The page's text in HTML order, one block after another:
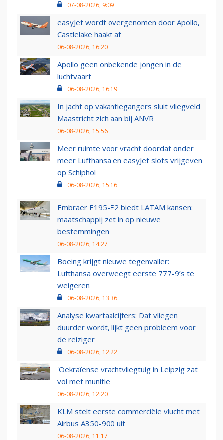
07-08-2026, 9:09
easyJet wordt overgenomen door Apollo,
Castlelake haakt af
06-08-2026, 16:20
Apollo geen onbekende jongen in de
luchtvaart
06-08-2026, 16:19
In jacht op vakantiegangers sluit vliegveld
Maastricht zich aan bij ANVR
06-08-2026, 15:56
Meer ruimte voor vracht doordat onder
meer Lufthansa en easyJet slots vrijgeven
op Schiphol
06-08-2026, 15:16
Embraer E195-E2 biedt LATAM kansen:
maatschappij zet in op nieuwe
bestemmingen
06-08-2026, 14:27
Boeing krijgt nieuwe tegenvaller:
Lufthansa overweegt eerste 777-9’s te
weigeren
06-08-2026, 13:36
Analyse kwartaalcijfers: Dat vliegen
duurder wordt, lijkt geen probleem voor
de reiziger
06-08-2026, 12:22
'Oekraïense vrachtvliegtuig in Leipzig zat
vol met munitie'
06-08-2026, 12:20
KLM stelt eerste commerciële vlucht met
Airbus A350-900 uit
06-08-2026, 11:17